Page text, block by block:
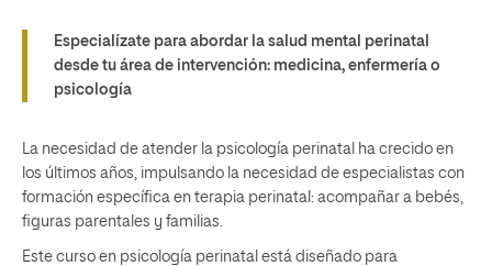
Especialízate para abordar la salud mental perinatal
desde tu área de intervención: medicina, enfermería o
psicología
La necesidad de atender la psicología perinatal ha crecido en
los últimos años, impulsando la necesidad de especialistas con
formación específica en terapia perinatal: acompañar a bebés,
figuras parentales y familias.
Este curso en psicología perinatal está diseñado para